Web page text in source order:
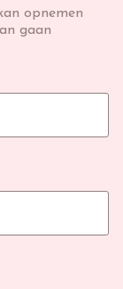
opnemen
gaan